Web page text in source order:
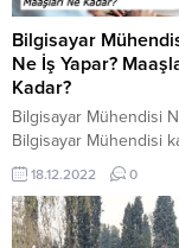
yada tabletlerine
‘SınavBoard’
üzerinden sisteme
soruları çözmeye
Gebze Belediyesi’nden
hazırlanan öğrencilere
destek. Liseye
Bilgisayar
Ne İş Yapar?
Kadar?
Bilgisayar Mühendisi
Bilgisayar Mühendisi
genel bir alanı niteler
okulu bitirdikten sonra
Mühendisi ünvanıyla
Üstelik teknolojinin
18.12.2022 0